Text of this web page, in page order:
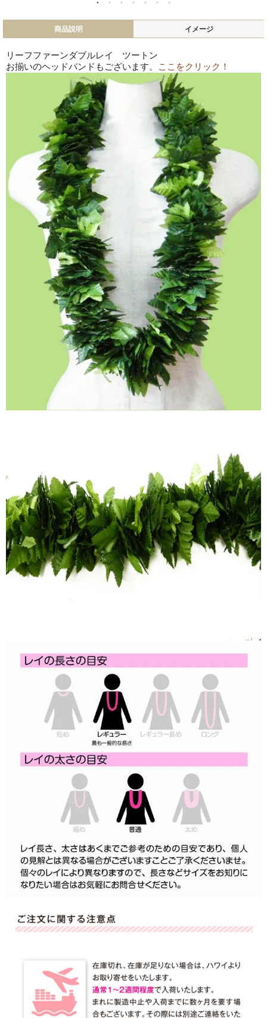
商品説明 イメージ
リーフファーンダブルレイ ツートン
お揃いのヘッドバンドもございます。
ここをクリック！